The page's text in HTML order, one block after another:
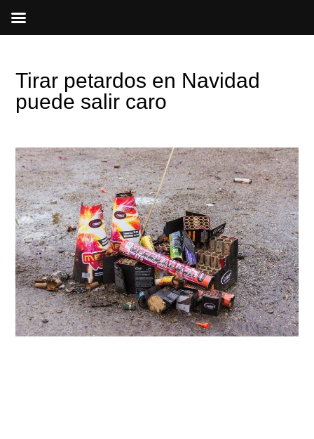
Tirar petardos en Navidad
puede salir caro